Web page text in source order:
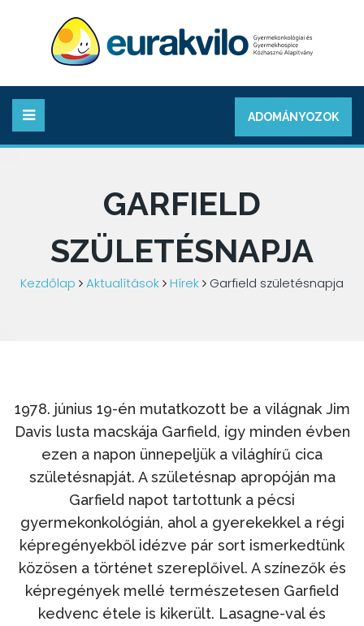
ADOMÁNYOZOK
GARFIELD
SZÜLETÉSNAPJA
Kezdőlap Aktualítások Hírek Garfield születésnapja
1978. június 19-én mutatkozott be a világnak Jim
Davis lusta macskája Garfield, így minden évben
ezen a napon ünnepeljük a világhírű cica
születésnapját. A születésnap apropóján ma
Garfield napot tartottunk a pécsi
gyermekonkológián, ahol a gyerekekkel a régi
képregényekből idézve pár sort ismerkedtünk
közösen a történet szereplőivel. A színezők és
képregények mellé természetesen Garfield
kedvenc étele is kikerült. Lasagne-val és